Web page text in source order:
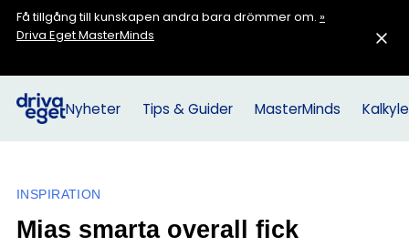
Få tillgång till kunskapen andra bara drömmer om. »
Driva Eget MasterMinds
Nyheter Tips & Guider MasterMinds
INSPIRATION
Mias smarta overall fick